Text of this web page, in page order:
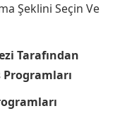
Şeklini Seçin Ve
Tarafından
Programları